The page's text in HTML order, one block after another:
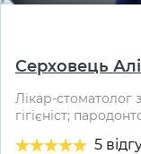
Серховець
Лікар-стоматолог
гігієніст;
5